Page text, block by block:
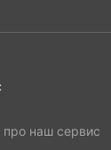
про наш сервис